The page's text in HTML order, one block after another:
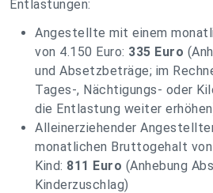
Entlastungen:
Angestellte mit einem
von 4.150 Euro: 335 Euro
und Absetzbeträge; im
Tages-, Nächtigungs- oder
die Entlastung weiter
Alleinerziehender
monatlichen Bruttogehalt von
Kind: 811 Euro (Anhebung
Kinderzuschlag)